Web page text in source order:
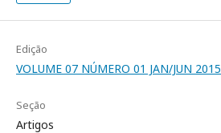
Edição
VOLUME 07 NÚMERO 01 JAN/JUN 2015
Seção
Artigos